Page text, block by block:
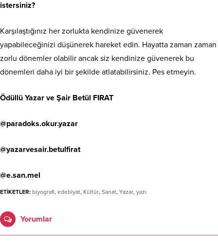
istersiniz?
Karşılaştığınız her zorlukta kendinize güvenerek
yapabileceğinizi düşünerek hareket edin. Hayatta zaman zaman
zorlu dönemler olabilir ancak siz kendinize güvenerek bu
dönemleri daha iyi bir şekilde atlatabilirsiniz. Pes etmeyin.
Ödüllü Yazar ve Şair Betül FIRAT
@paradoks.okur.yazar
@yazarvesair.betulfirat
@e.san.mel
ETİKETLER: biyografi, edebiyat, Kültür, Sanat, Yazar, yazı
Yorumlar